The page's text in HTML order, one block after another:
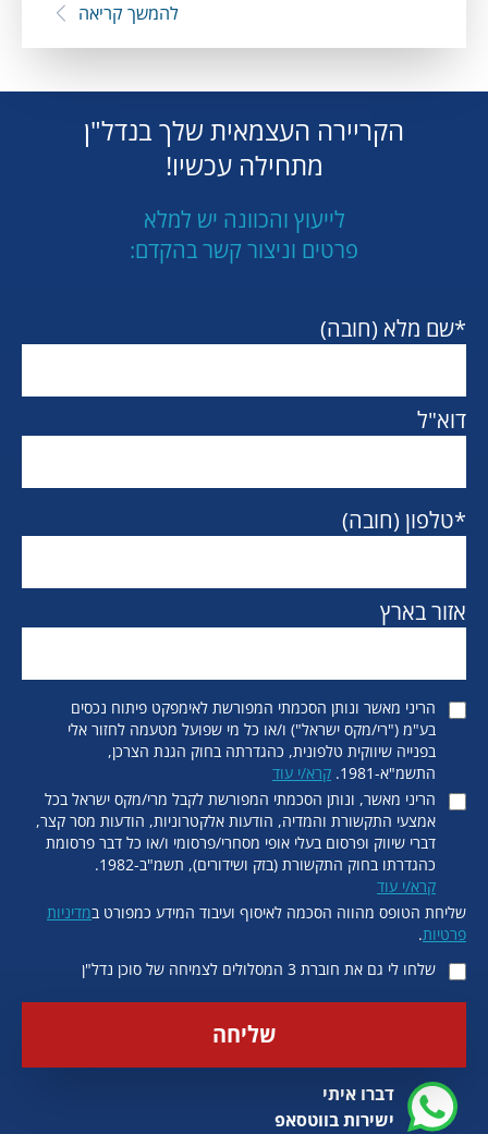
להמשך קריאה
הקריירה העצמאית שלך בנדל"ן
מתחילה עכשיו!
לייעוץ והכוונה יש למלא
פרטים וניצור קשר בהקדם:
*שם מלא (חובה)
דוא"ל
*טלפון (חובה)
אזור בארץ
הריני מאשר ונותן הסכמתי המפורשת לאימפקט פיתוח נכסים
בע"מ ("רי/מקס ישראל") ו/או כל מי שפועל מטעמה לחזור אלי
בפנייה שיווקית טלפונית, כהגדרתה בחוק הגנת הצרכן,
התשמ"א-1981.
קרא/י עוד
הריני מאשר, ונותן הסכמתי המפורשת לקבל מרי/מקס ישראל בכל
אמצעי התקשורת והמדיה, הודעות אלקטרוניות, הודעות מסר קצר,
דברי שיווק ופרסום בעלי אופי מסחרי/פרסומי ו/או כל דבר פרסומת
כהגדרתו בחוק התקשורת (בזק ושידורים), תשמ"ב-1982.
קרא/י עוד
שליחת הטופס מהווה הסכמה לאיסוף ועיבוד המידע כמפורט במדיניות
פרטיות.
שלחו לי גם את חוברת 3 המסלולים לצמיחה של סוכן נדל"ן
דברו איתי
ישירות בווטסאפ
שליחה